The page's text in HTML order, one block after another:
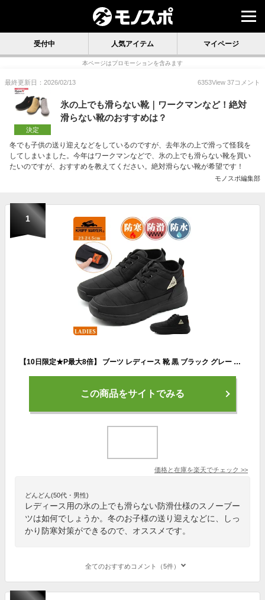
受付中 人気アイテム マイページ
本ページはプロモーションを含みます
最終更新日：2026/02/13 6353View 37コメント
決定
氷の上でも滑らない靴｜ワークマンなど！絶対
滑らない靴のおすすめは？
冬でも子供の送り迎えなどをしているのですが、去年氷の上で滑って怪我を
してしまいました。今年はワークマンなどで、氷の上でも滑らない靴を買い
たいのですが、おすすめを教えてください。絶対滑らない靴が希望です！
モノスポ編集部
1
【10日限定★P最大8倍】 ブーツ レディース 靴 黒 ブラック グレー スノーブーツ ショートブーツ 防水 防滑 滑らない 歩きやすい 防寒 暖かい 保温材 抗菌 冬 雪 雨 厚底 かわいい クリフメイヤー KRIFF MAYER KRI-6883
この商品をサイトでみる
価格と在庫を楽天でチェック >>
どんどん(50代・男性)
レディース用の氷の上でも滑らない防滑仕様のスノーブー
ツは如何でしょうか。冬のお子様の送り迎えなどに、しっ
かり防寒対策ができるので、オススメです。
全てのおすすめコメント（5件）